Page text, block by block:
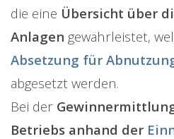
die eine Übersicht über
Anlagen gewährleistet,
Absetzung für
abgesetzt werden.
Bei der
Betriebs anhand der